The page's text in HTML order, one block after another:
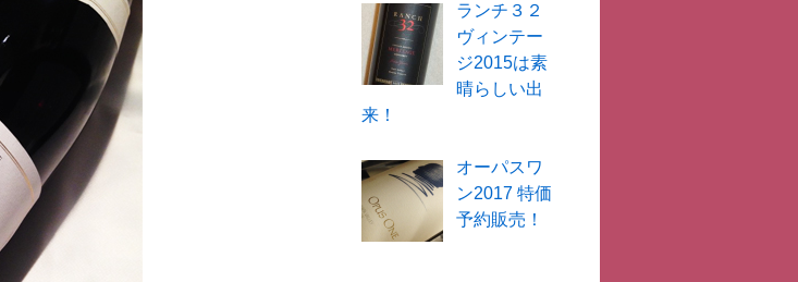
ランチ３２
ヴィンテー
ジ2015は素
晴らしい出
来！
オーパスワ
ン2017 特価
予約販売！